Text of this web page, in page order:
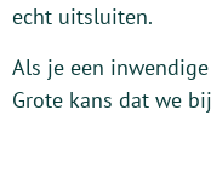
echt uitsluiten.
Als je een
Grote kans dat we